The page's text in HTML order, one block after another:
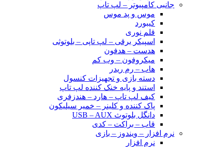
جانبی کامپیوتر – لپ تاپ
موس و پد موس
کیبورد
قلم نوری
اسپیکر برقی – لپ تاپی – بلوتوثی
هدست – هدفون
میکروفون – وب کم
هاب – رم ریدر
دسته بازی و تجهیزات کنسول
استند و پایه خنک کننده لپ تاپ
کیف لپ تاپ – هارد – هندزفری
پاک کننده و کلینر – خمیر سیلیکون
دانگل بلوتوث USB – AUX
قاب – براکت – کدی
نرم افزار – ویندوز – بازی
نرم افزار